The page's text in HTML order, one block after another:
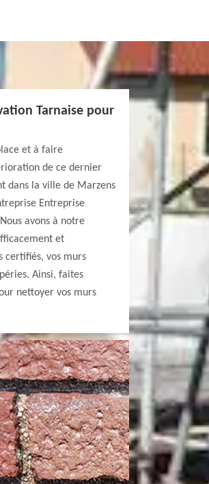
Tarnaise pour
et à faire
de ce dernier
dans la ville de Marzens
Entreprise
avons à notre
et
certifiés, vos murs
Ainsi, faites
nettoyer vos murs